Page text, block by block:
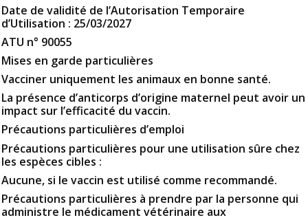
Date de validité de l’Autorisation Temporaire
d’Utilisation : 25/03/2027
ATU n° 90055
Mises en garde particulières
Vacciner uniquement les animaux en bonne santé.
La présence d’anticorps d’origine maternel peut avoir un
impact sur l’efficacité du vaccin.
Précautions particulières d’emploi
Précautions particulières pour une utilisation sûre chez
les espèces cibles :
Aucune, si le vaccin est utilisé comme recommandé.
Précautions particulières à prendre par la personne qui
administre le médicament vétérinaire aux